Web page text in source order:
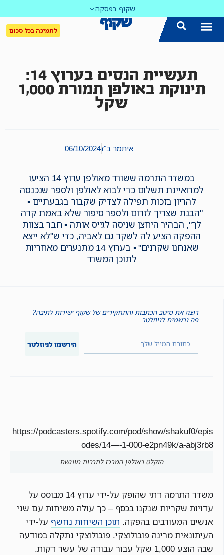
שקוף בפסקה
לתמיכה בכל סכום
תעשיית הנסים בערוץ 14:
תינוקת באולפן תמורת 1,000
שקל
איתמר ב"ז06/10/2024
במשדר התרמה ששודר מאולפן ערוץ 14 הציעו
למרואיינת תשלום כדי לבוא לאולפן ולספר שנכנסה
להריון בזכות תפילה לצדיק שקבור בגבעתיים •
"הבנת שצריך לזרום ולספר סיפור שלא באמת קרה
לך", הבהיר היחצן שניסה לגייס אותה • חבר בצוות
ההפקה הציע לה לשקר גם לאביה, כדי ש"לא ייצא
שאנחנו שקרנים" • בערוץ 14 מתנערים מאחריות
לתוכן המשדר
רוצה את מיטב הכתבות והתחקירים של שקוף ישירות לתיבה?
פה נרשמים לניוזלטר:
הירשמו לניוזלטר
https://podcasters.spotify.com/pod/show/shakuf0/epis
odes/14—-1-000-e2pn49k/a-abj3rb8
הוקלט באולפן המרכז לתרבות מונגשת
משדר התרמה דתי שהופק על-ידי ערוץ 14 מבוסס על
עדויות שקריות שנקנו בכסף – כך עולה משיחות עם שני
אנשים המעורבים בהפקה. תוכן השיחות נחשף על-ידי
העיתונאית מרינה פובולוצקי. פובולוצקי נתקלה במודעה
שבה הוצע 1,000 שקל עבור עבודה של עשר דקות.